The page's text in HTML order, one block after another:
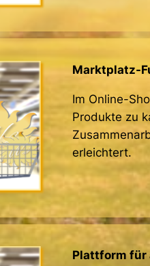
Marktplatz-
Im Online-
Produkte zu
erleichtert.
Plattform für